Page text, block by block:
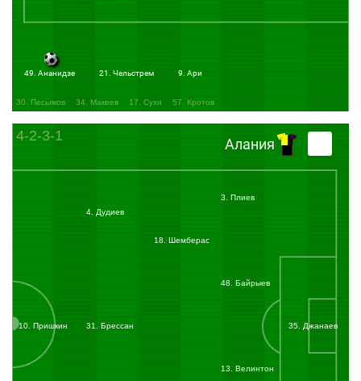
49. Ананидзе 21. Чельстрем 9. Ари
30. Песьяков 34. Макеев 17. Сухи 57. Кротов
4-2-3-1 Алания
35. Джанаев
48. Байрыев
13. Велинтон
4. Дудиев
3. Плиев
31. Брессан
18. Шемберас
10. Пришкин